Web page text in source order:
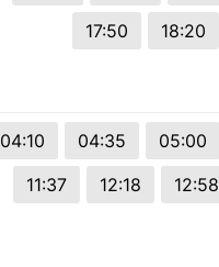
17:50
18:20
04:10 04:35 05:00
11:37
12:18 12:58